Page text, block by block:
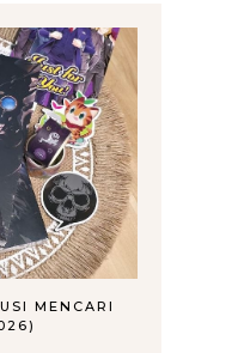
MENCARI